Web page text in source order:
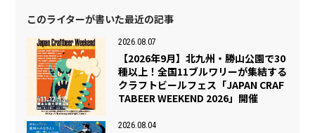
このライターが書いた最近の記事
2026.08.07
【2026年9月】北九州・勝山公園で30
種以上！全国11ブルワリーが集結する
クラフトビールフェス「JAPAN CRAF
TABEER WEEKEND 2026」開催
2026.08.04